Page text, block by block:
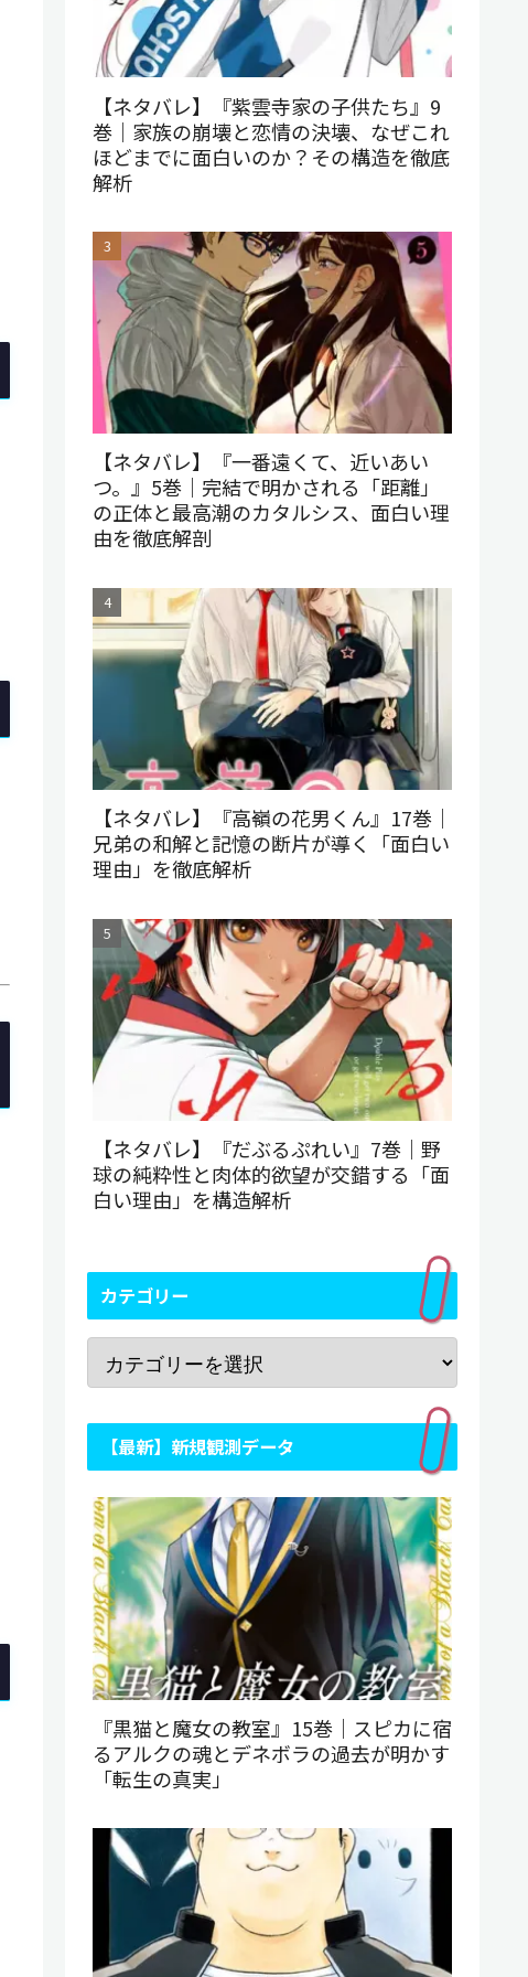
【ネタバレ】『紫雲寺家の子供たち』9
巻｜家族の崩壊と恋情の決壊、なぜこれ
ほどまでに面白いのか？その構造を徹底
解析
【ネタバレ】『一番遠くて、近いあい
つ。』5巻｜完結で明かされる「距離」
の正体と最高潮のカタルシス、面白い理
由を徹底解剖
【ネタバレ】『高嶺の花男くん』17巻｜
兄弟の和解と記憶の断片が導く「面白い
理由」を徹底解析
【ネタバレ】『だぶるぷれい』7巻｜野
球の純粋性と肉体的欲望が交錯する「面
白い理由」を構造解析
カテゴリー
【最新】新規観測データ
『黒猫と魔女の教室』15巻｜スピカに宿
るアルクの魂とデネボラの過去が明かす
「転生の真実」